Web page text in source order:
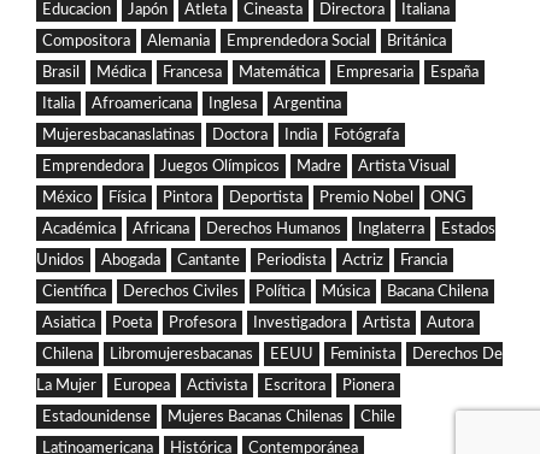
Educacion
Japón Atleta Cineasta Directora
Italiana
Compositora
Alemania Emprendedora Social
Británica
Brasil
Médica Francesa Matemática Empresaria
España
Italia
Afroamericana Inglesa
Argentina
Mujeresbacanaslatinas
Doctora India
Fotógrafa
Emprendedora
Juegos Olímpicos Madre
Artista Visual
México
Física Pintora Deportista Premio Nobel
ONG
Académica
Africana Derechos Humanos Inglaterra
Estados
Unidos
Abogada Cantante Periodista Actriz
Francia
Científica
Derechos Civiles Política Música
Bacana Chilena
Asiatica
Poeta Profesora Investigadora Artista
Autora
Chilena
Libromujeresbacanas EEUU Feminista
Derechos De
La Mujer
Europea Activista Escritora
Pionera
Estadounidense
Mujeres Bacanas Chilenas
Chile
Latinoamericana
Histórica Contemporánea